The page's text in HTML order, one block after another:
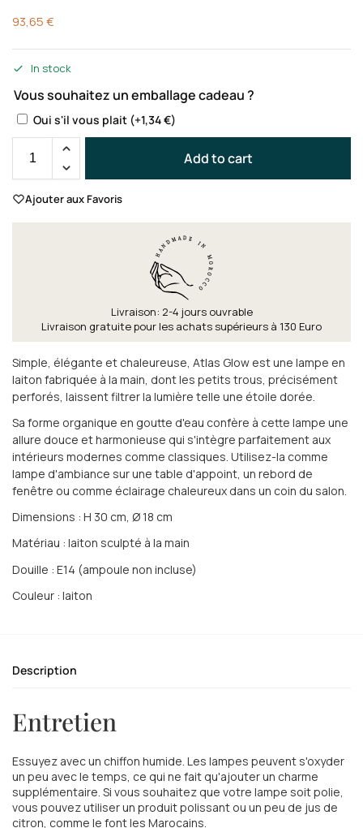
93,65€
In stock
Vous souhaitez un emballage cadeau ?
Oui s'il vous plait (+1,34€)
Add to cart
Ajouter aux Favoris
Livraison: 2-4 jours ouvrable
Livraison gratuite pour les achats supérieurs à 130 Euro
Simple, élégante et chaleureuse, Atlas Glow est une lampe en
laiton fabriquée à la main, dont les petits trous, précisément
perforés, laissent filtrer la lumière telle une étoile dorée.
Sa forme organique en goutte d'eau confère à cette lampe une
allure douce et harmonieuse qui s'intègre parfaitement aux
intérieurs modernes comme classiques. Utilisez-la comme
lampe d'ambiance sur une table d'appoint, un rebord de
fenêtre ou comme éclairage chaleureux dans un coin du salon.
Dimensions : H 30 cm, Ø 18 cm
Matériau : laiton sculpté à la main
Douille : E14 (ampoule non incluse)
Couleur : laiton
Description
Entretien
Essuyez avec un chiffon humide. Les lampes peuvent s'oxyder
un peu avec le temps, ce qui ne fait qu'ajouter un charme
supplémentaire. Si vous souhaitez que votre lampe soit polie,
vous pouvez utiliser un produit polissant ou un peu de jus de
citron, comme le font les Marocains.